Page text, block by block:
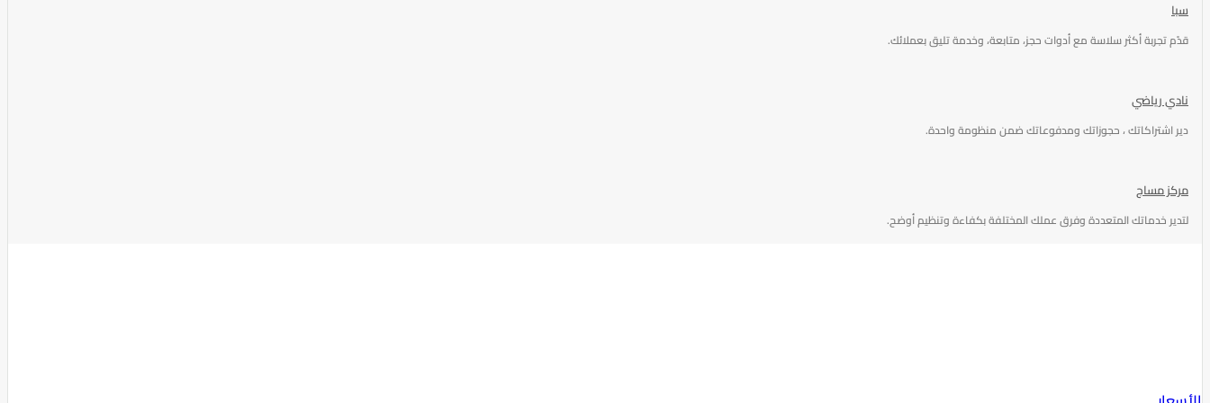
سبا
قدّم تجربة أكثر سلاسة مع أدوات حجز، متابعة، وخدمة تليق بعملائك.
نادي رياضي
دير اشتراكاتك ، حجوزاتك ومدفوعاتك ضمن منظومة واحدة.
مركز مساج
لتدير خدماتك المتعددة وفرق عملك المختلفة بكفاءة وتنظيم أوضح.